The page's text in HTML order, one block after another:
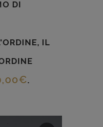
DI
IL
€.